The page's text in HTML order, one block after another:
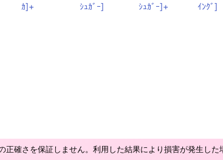
ｶ]+
ｼｭｶﾞｰ]
ｼｭｶﾞｰ]+
ｲﾝｸﾞ]
正確さを保証しません。利用した結果により損害が発生した